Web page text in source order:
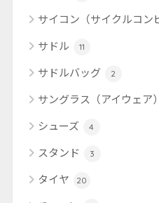
サイコン（サイクルコン
サドル 11
サドルバッグ 2
サングラス（アイウェア）
シューズ 4
スタンド 3
タイヤ 20